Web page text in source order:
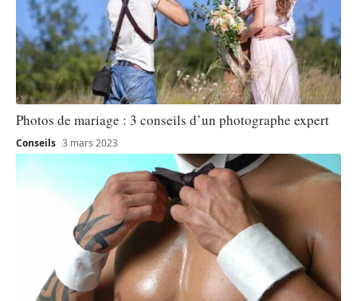
Photos de mariage : 3 conseils d’un photographe expert
Conseils 3 mars 2023